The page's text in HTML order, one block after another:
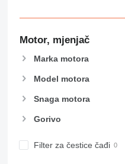
Motor, mjenjač
Marka motora
Model motora
Snaga motora
Gorivo
Filter za čestice čađi